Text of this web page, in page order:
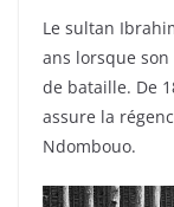
Le sultan
ans lorsque
de bataille. De
assure la
Ndombouo.